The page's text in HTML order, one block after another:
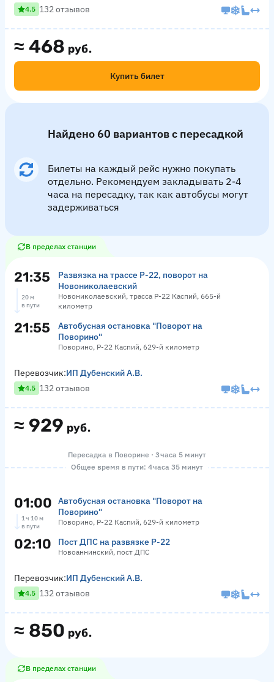
≈ 468 руб.
Купить билет
4.5 132 отзывов
Найдено 60 вариантов с пересадкой
Билеты на каждый рейс нужно покупать
отдельно. Рекомендуем закладывать 2-4
часа на пересадку, так как автобусы могут
задерживаться
В пределах станции
21:35
Развязка на трассе Р-22, поворот на
Новониколаевский
Новониколаевский, трасса Р-22 Каспий, 665-й
километр
20 м
в пути
21:55
Автобусная остановка "Поворот на
Поворино"
Поворино, Р-22 Каспий, 629-й километр
≈ 929 руб.
Перевозчик:ИП Дубенский А.В.
4.5 132 отзывов
Пересадка в Поворине · 3 часа 5 минут
Общее время в пути: 4 часа 35 минут
01:00
Автобусная остановка "Поворот на
Поворино"
Поворино, Р-22 Каспий, 629-й километр
1 ч 10 м
в пути
02:10 Пост ДПС на развязке Р-22
Новоаннинский, пост ДПС
≈ 850 руб.
Перевозчик:ИП Дубенский А.В.
4.5 132 отзывов
В пределах станции